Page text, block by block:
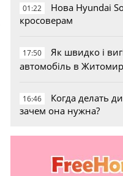
01:22
Нова Hyundai
кросоверам
17:50
Як швидко і
автомобіль в
16:46
Когда делать
зачем она нужна?